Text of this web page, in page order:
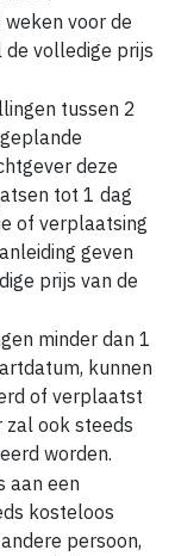
voor de
de volledige prijs
tussen 2
deze
tot 1 dag
of verplaatsing
geven
prijs van de
minder dan 1
kunnen
of verplaatst
zal ook steeds
worden.
aan een
kosteloos
persoon,